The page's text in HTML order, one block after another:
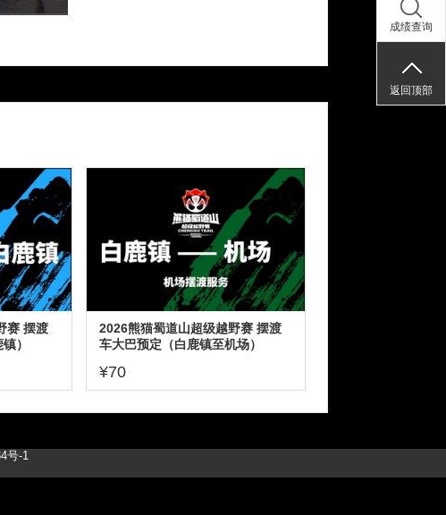
赛 摆渡
）
2026熊猫蜀道山超级越野赛 摆渡
车大巴预定（白鹿镇至机场）
¥70
号-1
成绩查询
返回顶部